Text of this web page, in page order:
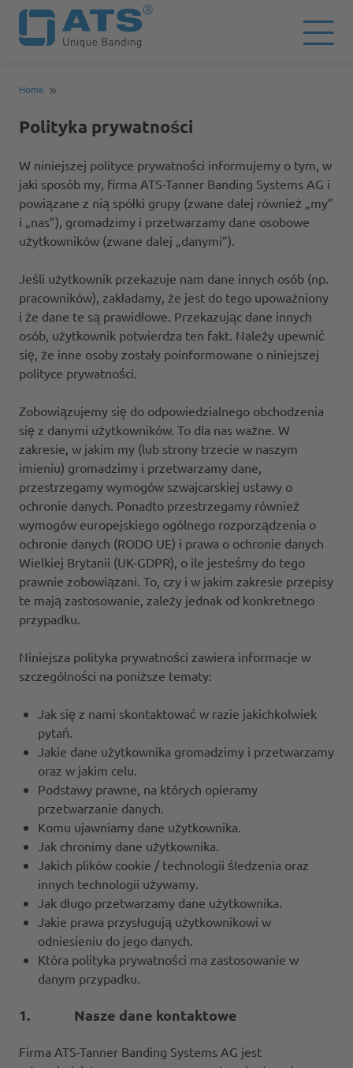
Home
Polityka prywatności
W niniejszej polityce prywatności informujemy o tym, w
jaki sposób my, firma ATS-Tanner Banding Systems AG i
powiązane z nią spółki grupy (zwane dalej również „my”
i „nas”), gromadzimy i przetwarzamy dane osobowe
użytkowników (zwane dalej „danymi”).
Jeśli użytkownik przekazuje nam dane innych osób (np.
pracowników), zakładamy, że jest do tego upoważniony
i że dane te są prawidłowe. Przekazując dane innych
osób, użytkownik potwierdza ten fakt. Należy upewnić
się, że inne osoby zostały poinformowane o niniejszej
polityce prywatności.
Zobowiązujemy się do odpowiedzialnego obchodzenia
się z danymi użytkowników. To dla nas ważne. W
zakresie, w jakim my (lub strony trzecie w naszym
imieniu) gromadzimy i przetwarzamy dane,
przestrzegamy wymogów szwajcarskiej ustawy o
ochronie danych. Ponadto przestrzegamy również
wymogów europejskiego ogólnego rozporządzenia o
ochronie danych (RODO UE) i prawa o ochronie danych
Wielkiej Brytanii (UK-GDPR), o ile jesteśmy do tego
prawnie zobowiązani. To, czy i w jakim zakresie przepisy
te mają zastosowanie, zależy jednak od konkretnego
przypadku.
Niniejsza polityka prywatności zawiera informacje w
szczególności na poniższe tematy:
Jak się z nami skontaktować w razie jakichkolwiek
pytań.
Jakie dane użytkownika gromadzimy i przetwarzamy
oraz w jakim celu.
Podstawy prawne, na których opieramy
przetwarzanie danych.
Komu ujawniamy dane użytkownika.
Jak chronimy dane użytkownika.
Jakich plików cookie / technologii śledzenia oraz
innych technologii używamy.
Jak długo przetwarzamy dane użytkownika.
Jakie prawa przysługują użytkownikowi w
odniesieniu do jego danych.
Która polityka prywatności ma zastosowanie w
danym przypadku.
1. Nasze dane kontaktowe
Firma ATS-Tanner Banding Systems AG jest